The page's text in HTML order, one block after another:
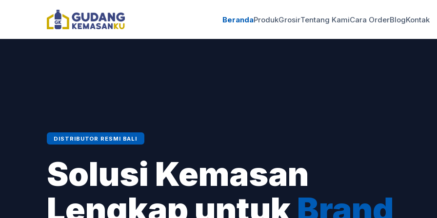
BerandaProdukGrosirTentang KamiCara OrderBlogKontak
DISTRIBUTOR RESMI BALI
Solusi Kemasan
Lengkap untukBrand